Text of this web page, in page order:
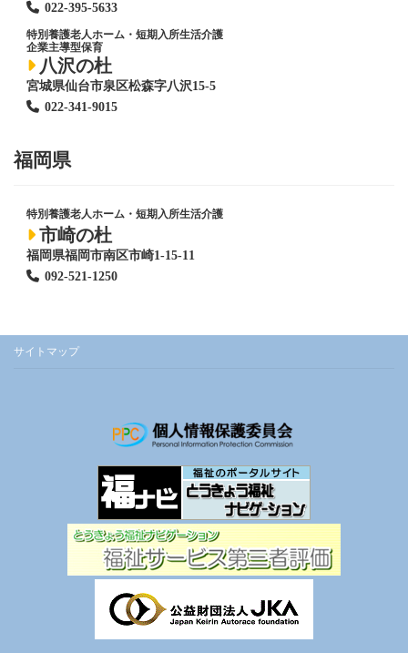
022-395-5633
特別養護老人ホーム ・短期入所生活介護
企業主導型保育
八沢の杜
宮城県仙台市泉区松森字八沢15-5
022-341-9015
福岡県
特別養護老人ホーム ・短期入所生活介護
市崎の杜
福岡県福岡市南区市崎1-15-11
092-521-1250
サイトマップ